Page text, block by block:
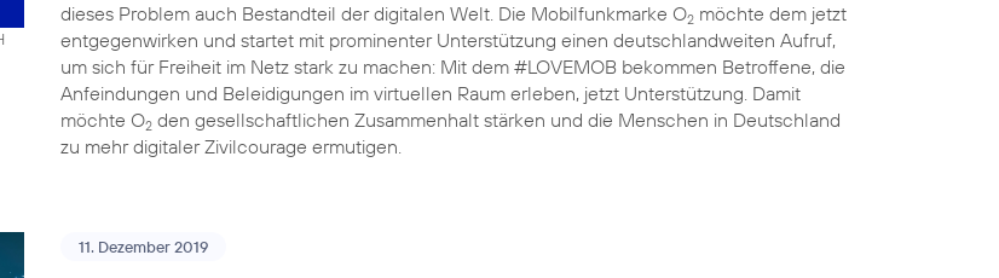
dieses Problem auch Bestandteil der digitalen Welt. Die Mobilfunkmarke O2 möchte dem jetzt
entgegenwirken und startet mit prominenter Unterstützung einen deutschlandweiten Aufruf,
um sich für Freiheit im Netz stark zu machen: Mit dem #LOVEMOB bekommen Betroffene, die
Anfeindungen und Beleidigungen im virtuellen Raum erleben, jetzt Unterstützung. Damit
möchte O2 den gesellschaftlichen Zusammenhalt stärken und die Menschen in Deutschland
zu mehr digitaler Zivilcourage ermutigen.
11. Dezember 2019